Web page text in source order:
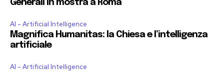
Generali in mostra a Roma
AI - Artificial Intelligence
Magnifica Humanitas: la Chiesa e l’intelligenza
artificiale
AI - Artificial Intelligence